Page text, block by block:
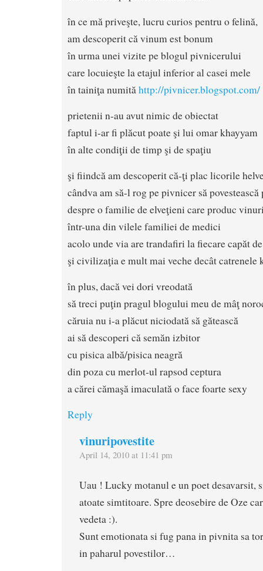
în ce mă priveşte, lucru curios pentru o felină,
am descoperit că vinum est bonum
în urma unei vizite pe blogul pivnicerului
care locuieşte la etajul inferior al casei mele
în tainiţa numităhttp://pivnicer.blogspot.com/
prietenii n-au avut nimic de obiectat
faptul i-ar fi plăcut poate şi lui omar khayyam
în alte condiţii de timp şi de spaţiu
şi fiindcă am descoperit că-ţi plac licorile
cândva am să-l rog pe pivnicer să
despre o familie de elveţieni care produc
într-una din vilele familiei de medici
acolo unde via are trandafiri la fiecare capăt
şi civilizaţia e mult mai veche decât catrenele
în plus, dacă vei dori vreodată
să treci puţin pragul blogului meu de mâţ
căruia nu i-a plăcut niciodată să gătească
ai să descoperi că semăn izbitor
cu pisica albă/pisica neagră
din poza cu merlot-ul rapsod ceptura
a cărei cămaşă imaculată o face foarte sexy
Reply
vinuripovestite
April 14, 2010 at 11:41 pm
Uau ! Lucky motanul e un poet desavarsit,
atoate simtitoare. Spre deosebire de Oze
vedeta :).
Sunt emotionata si fug pana in pivnita sa
in paharul povestilor…